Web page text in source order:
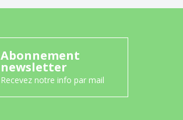
Abonnement
newsletter
Recevez notre info par mail